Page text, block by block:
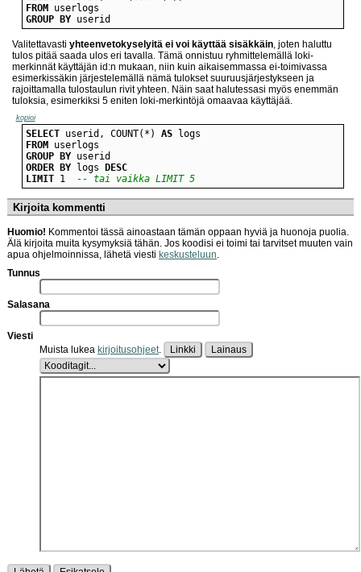
FROM
GROUP
BY userid
Valitettavasti yhteenvetokyselyitä ei voi käyttää sisäkkäin, joten haluttu
tulos pitää saada ulos eri tavalla. Tämä onnistuu ryhmittelemällä loki-
merkinnät käyttäjän id:n mukaan, niin kuin aikaisemmassa ei-toimivassa
esimerkissäkin järjestelemällä nämä tulokset suuruusjärjestykseen ja
rajoittamalla tulostaulun rivit yhteen. Näin saat halutessasi myös enemmän
tuloksia, esimerkiksi 5 eniten loki-merkintöjä omaavaa käyttäjää.
kopioi
SELECT userid, COUNT(*) AS
FROM
GROUP
BY
ORDER
BY logs
DESC
LIMIT 1
  -- tai vaikka LIMIT 5
Kirjoita kommentti
Huomio! Kommentoi tässä ainoastaan tämän oppaan hyviä ja huonoja puolia.
Älä kirjoita muita kysymyksiä tähän. Jos koodisi ei toimi tai tarvitset muuten vain
apua ohjelmoinnissa, lähetä viesti keskusteluun.
Tunnus
Salasana
Viesti
Muista lukea kirjoitusohjeet Linkki Lainaus